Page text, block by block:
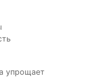
упрощает